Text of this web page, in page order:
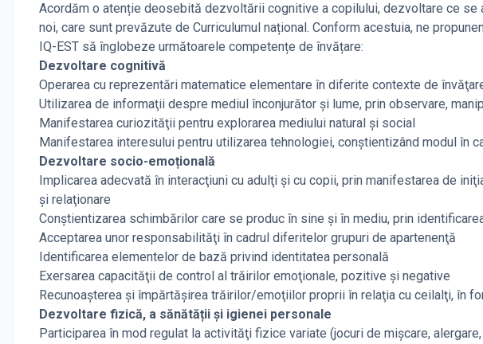
Acordăm o atenție deosebită dezvoltării cognitive a copilului, dezvoltare ce
noi, care sunt prevăzute de Curriculumul național. Conform acestuia, ne
IQ-EST să înglobeze următoarele competențe de învățare:
Dezvoltare cognitivă
Operarea cu reprezentări matematice elementare în diferite contexte de
Utilizarea de informaţii despre mediul înconjurător și lume, prin observare,
Manifestarea curiozităţii pentru explorarea mediului natural și social
Manifestarea interesului pentru utilizarea tehnologiei, conștientizând modul în
Dezvoltare socio-emoțională
Implicarea adecvată în interacţiuni cu adulţi şi cu copii, prin manifestarea de
și relaţionare
Conştientizarea schimbărilor care se produc în sine şi în mediu, prin
Acceptarea unor responsabilităţi în cadrul diferitelor grupuri de apartenenţă
Identificarea elementelor de bază privind identitatea personală
Exersarea capacităţii de control al trăirilor emoţionale, pozitive şi negative
Recunoaşterea şi împărtăşirea trăirilor/emoţiilor proprii în relaţia cu ceilalţi, în
Dezvoltare fizică, a sănătății și igienei personale
Participarea în mod regulat la activităţi fizice variate (jocuri de mişcare,